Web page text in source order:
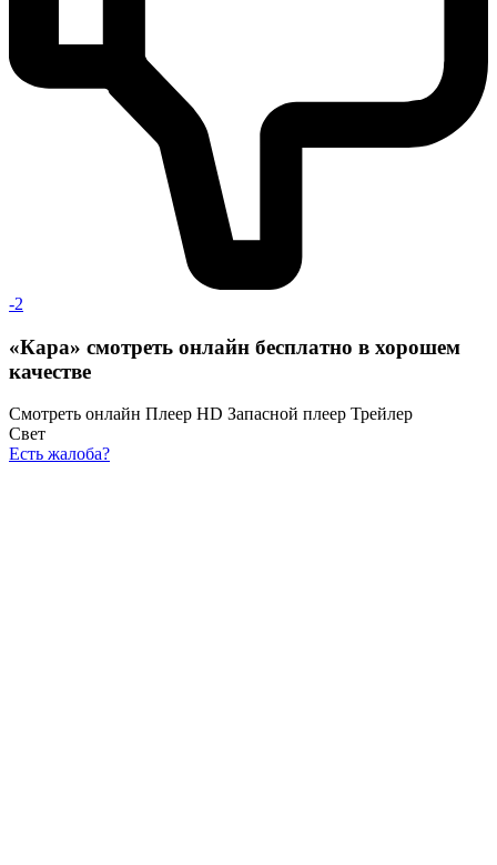
-2
«Кара» смотреть онлайн бесплатно в хорошем
качестве
Смотреть онлайн Плеер HD Запасной плеер Трейлер
Свет
Есть жалоба?